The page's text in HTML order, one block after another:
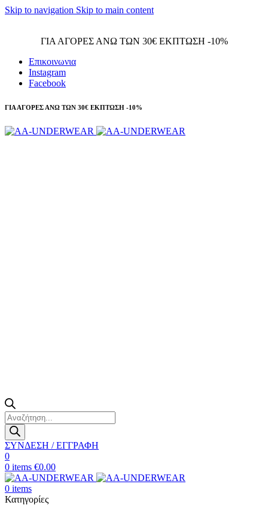
Skip to navigation Skip to main content
ΓΙΑ ΑΓΟΡΕΣ ΑΝΩ ΤΩΝ 30€ ΕΚΠΤΩΣΗ -10%
Επικοινωνια
Instagram
Facebook
ΓΙΑ ΑΓΟΡΕΣ ΑΝΩ ΤΩΝ 30€ ΕΚΠΤΩΣΗ -10%
Products
search
ΣΥΝΔΕΣΗ / ΕΓΓΡΑΦΗ
0
0 items €0.00
0 items
Κατηγορίες